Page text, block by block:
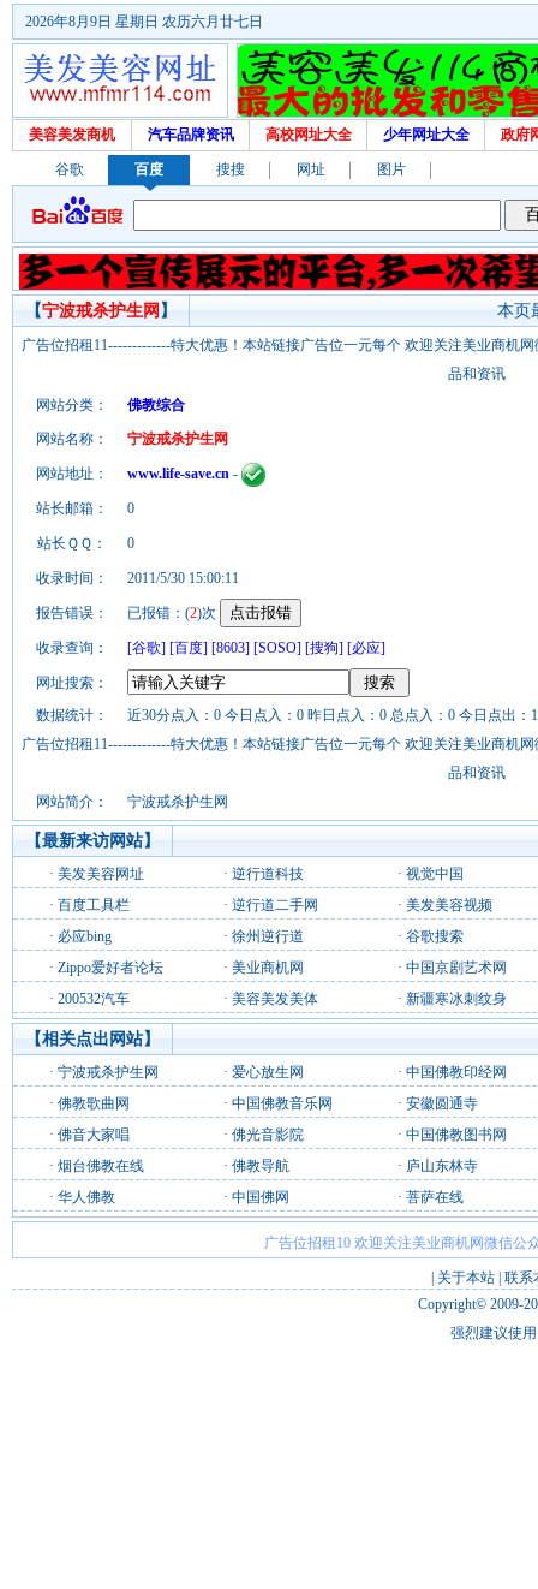
2026年8月9日 星期日 农历六月廿七日
美容美发商机 汽车品牌资讯 高校网址大全 少年网址大全 政府
谷歌 百度 搜搜 网址 图片
本页
【宁波戒杀护生网 】
广告位招租11-------------特大优惠！本站链接广告位一元每个 欢迎关注美业商机
品和资讯
网站分类：
佛教综合
网站名称：
宁波戒杀护生网
网站地址： www.life-save.cn -
站长邮箱： 0
站长ＱＱ： 0
收录时间： 2011/5/30 15:00:11
报告错误： 已报错：(2)次
收录查询： [谷歌] [百度] [8603] [SOSO] [搜狗] [必应]
网址搜索：
数据统计：
近30分点入：0 今日点入：0 昨日点入：0 总点入：0 今日点出：
广告位招租11-------------特大优惠！本站链接广告位一元每个 欢迎关注美业商机
品和资讯
网站简介：
宁波戒杀护生网
【最新来访网站】
· 美发美容网址 · 逆行道科技 · 视觉中国
· 百度工具栏 · 逆行道二手网 · 美发美容视频
· 必应bing · 徐州逆行道 · 谷歌搜索
· Zippo爱好者论坛 · 美业商机网 · 中国京剧艺术网
· 200532汽车 · 美容美发美体 · 新疆寒冰刺纹身
【相关点出网站】
· 宁波戒杀护生网 · 爱心放生网 · 中国佛教印经网
· 佛教歌曲网 · 中国佛教音乐网 · 安徽圆通寺
· 佛音大家唱 · 佛光音影院 · 中国佛教图书网
· 烟台佛教在线 · 佛教导航 · 庐山东林寺
· 华人佛教 · 中国佛网 · 菩萨在线
广告位招租10 欢迎关注美业商机网微信公
关于本站 联系
Copyright© 2009-
强烈建议使